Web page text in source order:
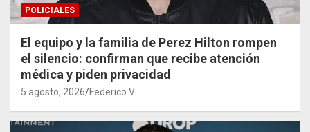
POLICIALES
El equipo y la familia de Perez Hilton rompen
el silencio: confirman que recibe atención
médica y piden privacidad
5 agosto, 2026 Federico V.